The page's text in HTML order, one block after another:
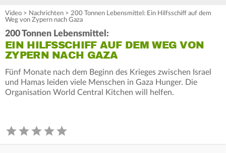
Video > Nachrichten > 200 Tonnen Lebensmittel: Ein Hilfsschiff auf dem
Weg von Zypern nach Gaza
200 Tonnen Lebensmittel:
EIN HILFSSCHIFF AUF DEM WEG VON
ZYPERN NACH GAZA
Fünf Monate nach dem Beginn des Krieges zwischen Israel
und Hamas leiden viele Menschen in Gaza Hunger. Die
Organisation World Central Kitchen will helfen.